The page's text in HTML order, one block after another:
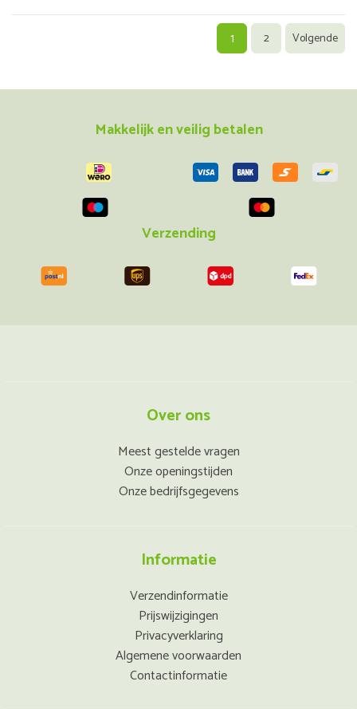
1 2 Volgende
Makkelijk en veilig betalen
Verzending
Over ons
Meest gestelde vragen
Onze openingstijden
Onze bedrijfsgegevens
Informatie
Verzendinformatie
Prijswijzigingen
Privacyverklaring
Algemene voorwaarden
Contactinformatie